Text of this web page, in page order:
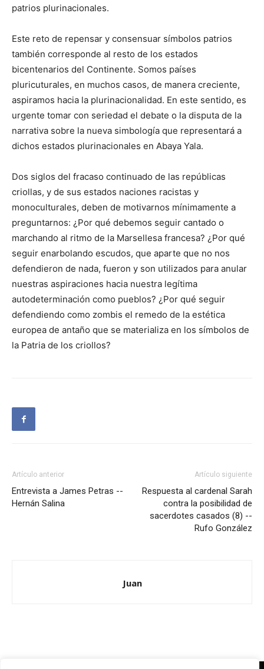
patrios plurinacionales.
Este reto de repensar y consensuar símbolos patrios
también corresponde al resto de los estados
bicentenarios del Continente. Somos países
pluricuturales, en muchos casos, de manera creciente,
aspiramos hacia la plurinacionalidad. En este sentido, es
urgente tomar con seriedad el debate o la disputa de la
narrativa sobre la nueva simbología que representará a
dichos estados plurinacionales en Abaya Yala.
Dos siglos del fracaso continuado de las repúblicas
criollas, y de sus estados naciones racistas y
monoculturales, deben de motivarnos mínimamente a
preguntarnos: ¿Por qué debemos seguir cantado o
marchando al ritmo de la Marsellesa francesa? ¿Por qué
seguir enarbolando escudos, que aparte que no nos
defendieron de nada, fueron y son utilizados para anular
nuestras aspiraciones hacia nuestra legítima
autodeterminación como pueblos? ¿Por qué seguir
defendiendo como zombis el remedo de la estética
europea de antaño que se materializa en los símbolos de
la Patria de los criollos?
Artículo anterior
Entrevista a James Petras --
Hernán Salina
Artículo siguiente
Respuesta al cardenal Sarah
contra la posibilidad de
sacerdotes casados (8) --
Rufo González
Juan